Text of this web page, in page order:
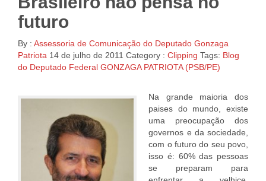
futuro
By : Assessoria de Comunicação do Deputado Gonzaga
Patriota 14 de julho de 2011 Category : Clipping Tags: Blog
do Deputado Federal GONZAGA PATRIOTA (PSB/PE)
Na grande maioria dos
paises do mundo, existe
uma preocupação dos
governos e da sociedade,
com o futuro do seu povo,
isso é: 60% das pessoas
se preparam para